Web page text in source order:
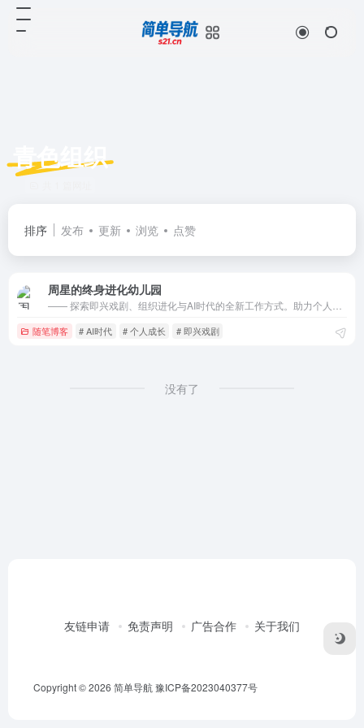
青色组织
排序 发布 更新 浏览 点赞
周星的终身进化幼儿园
随笔博客 # AI时代 # 个人成长 # 即兴戏剧
没有了
友链申请 免责声明 广告合作 关于我们
Copyright © 2026 简单导航豫ICP备2023040377号